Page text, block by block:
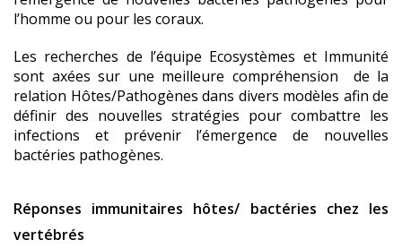
l’homme ou pour les coraux.
Les recherches de l’équipe Ecosystèmes et Immunité
sont axées sur une meilleure compréhension de la
relation Hôtes/Pathogènes dans divers modèles afin de
définir des nouvelles stratégies pour combattre les
infections et prévenir l’émergence de nouvelles
bactéries pathogènes.
Réponses immunitaires hôtes/ bactéries chez les
vertébrés